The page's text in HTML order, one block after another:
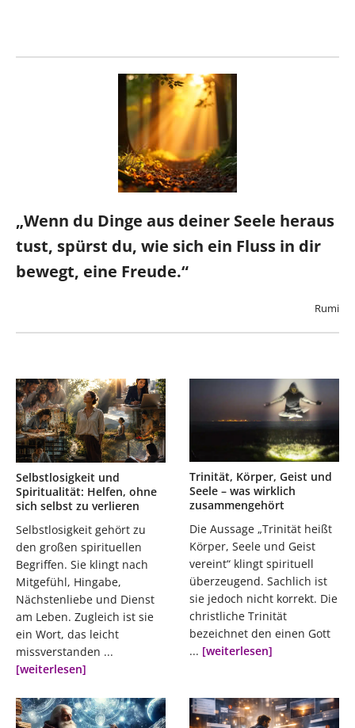
„Wenn du Dinge aus deiner Seele heraus
tust, spürst du, wie sich ein Fluss in dir
bewegt, eine Freude.“
Rumi
Selbstlosigkeit und
Spiritualität: Helfen, ohne
sich selbst zu verlieren
Selbstlosigkeit gehört zu
den großen spirituellen
Begriffen. Sie klingt nach
Mitgefühl, Hingabe,
Nächstenliebe und Dienst
am Leben. Zugleich ist sie
ein Wort, das leicht
missverstanden ...
[weiterlesen]
Trinität, Körper, Geist und
Seele – was wirklich
zusammengehört
Die Aussage „Trinität heißt
Körper, Seele und Geist
vereint“ klingt spirituell
überzeugend. Sachlich ist
sie jedoch nicht korrekt. Die
christliche Trinität
bezeichnet den einen Gott
... [weiterlesen]